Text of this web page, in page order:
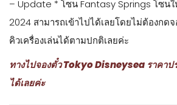
– นัทไปดิสนีย์แลนด์ทุกสาขา ปีละ 2-3 ครั้
อาหารและของที่ระลึกที่โตเกียวดีสมราคาที่
เป็นเพราะค่าเงินเยนตกรึป่าว แต่ที่อเมริกา
กว่าบาทแล้วค่ะ ถ้าพวกเสื้อสเวทเชิ้ตต้อง
ที่โตเกียว สี่ร้อยนี่ได้แบบอลังการ น่ารักและอ